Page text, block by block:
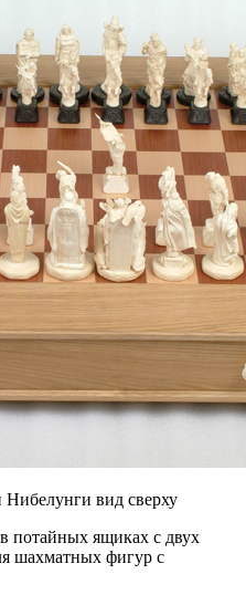
вид сверху
потайных ящиках с двух
шахматных фигур с